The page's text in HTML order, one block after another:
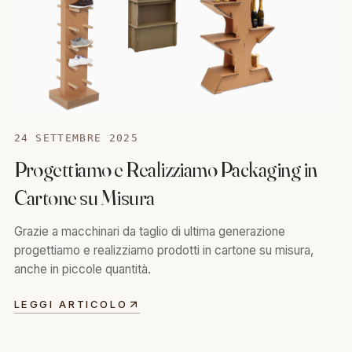
24 SETTEMBRE 2025
Progettiamo e Realizziamo Packaging in
Cartone su Misura
Grazie a macchinari da taglio di ultima generazione
progettiamo e realizziamo prodotti in cartone su misura,
anche in piccole quantità.
LEGGI ARTICOLO